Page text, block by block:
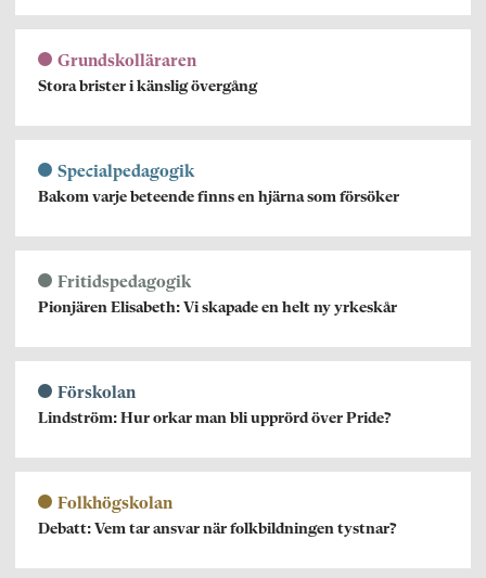
Grundskolläraren
Stora brister i känslig övergång
Specialpedagogik
Bakom varje beteende finns en hjärna som försöker
Fritidspedagogik
Pionjären Elisabeth: Vi skapade en helt ny yrkeskår
Förskolan
Lindström: Hur orkar man bli upprörd över Pride?
Folkhögskolan
Debatt: Vem tar ansvar när folkbildningen tystnar?